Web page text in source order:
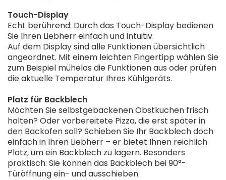
Touch-Display
Echt berührend: Durch das Touch-Display bedienen
Sie Ihren Liebherr einfach und intuitiv.
Auf dem Display sind alle Funktionen übersichtlich
angeordnet. Mit einem leichten Fingertipp wählen Sie
zum Beispiel mühelos die Funktionen aus oder prüfen
die aktuelle Temperatur Ihres Kühlgeräts.
Platz für Backblech
Möchten Sie selbstgebackenen Obstkuchen frisch
halten? Oder vorbereitete Pizza, die erst später in
den Backofen soll? Schieben Sie Ihr Backblech doch
einfach in Ihren Liebherr – er bietet Ihnen reichlich
Platz, um ein Backblech zu lagern. Besonders
praktisch: Sie können das Backblech bei 90°-
Türöffnung ein- und ausschieben.